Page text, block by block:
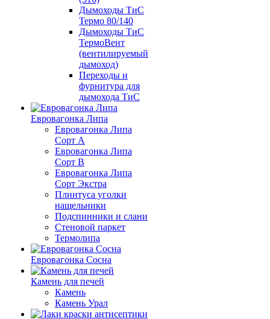
Дымоходы ТиС
Термо 80/140
Дымоходы ТиС
ТермоВент
(вентилируемый
дымоход)
Переходы и
фурнитура для
дымохода ТиС
Евровагонка Липа
Евровагонка Липа
Сорт А
Евровагонка Липа
Сорт В
Евровагонка Липа
Сорт Экстра
Плинтуса уголки
нащельники
Подспинники и слани
Стеновой паркет
Термолипа
Евровагонка Сосна
Камень для печей
Камень
Камень Урал